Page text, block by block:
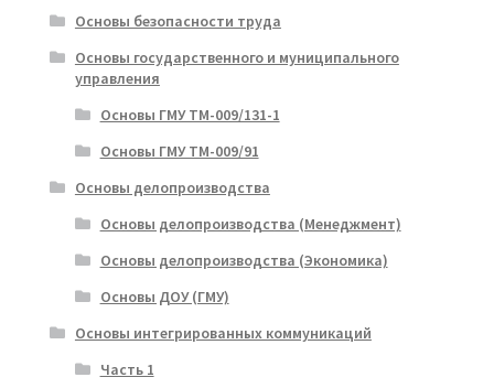
Основы безопасности труда
Основы государственного и муниципального
управления
Основы ГМУ ТМ-009/131-1
Основы ГМУ ТМ-009/91
Основы делопроизводства
Основы делопроизводства (Менеджмент)
Основы делопроизводства (Экономика)
Основы ДОУ (ГМУ)
Основы интегрированных коммуникаций
Часть 1